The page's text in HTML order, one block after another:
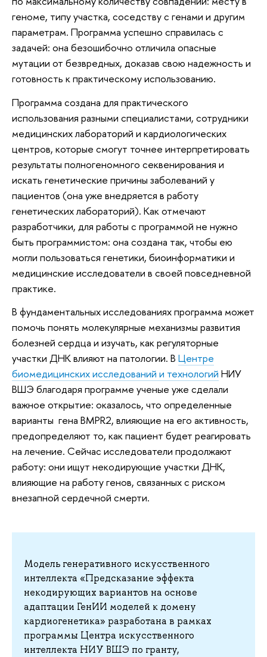
геноме, типу участка, соседству с генами и другим
параметрам. Программа успешно справилась с
задачей: она безошибочно отличила опасные
мутации от безвредных, доказав свою надежность и
готовность к практическому использованию.
Программа создана для практического
использования разными специалистами, сотрудники
медицинских лабораторий и кардиологических
центров, которые смогут точнее интерпретировать
результаты полногеномного секвенирования и
искать генетические причины заболеваний у
пациентов (она уже внедряется в работу
генетических лабораторий). Как отмечают
разработчики, для работы с программой не нужно
быть программистом: она создана так, чтобы ею
могли пользоваться генетики, биоинформатики и
медицинские исследователи в своей повседневной
практике.
В фундаментальных исследованиях программа может
помочь понять молекулярные механизмы развития
болезней сердца и изучать, как регуляторные
участки ДНК влияют на патологии. В Центре
биомедицинских исследований и технологий НИУ
ВШЭ благодаря программе ученые уже сделали
важное открытие: оказалось, что определенные
варианты гена BMPR2, влияющие на его активность,
предопределяют то, как пациент будет реагировать
на лечение. Сейчас исследователи продолжают
работу: они ищут некодирующие участки ДНК,
влияющие на работу генов, связанных с риском
внезапной сердечной смерти.
Модель генеративного искусственного
интеллекта «Предсказание эффекта
некодирующих вариантов на основе
адаптации ГенИИ моделей к домену
кардиогенетика» разработана в рамках
программы Центра искусственного
интеллекта НИУ ВШЭ по гранту,